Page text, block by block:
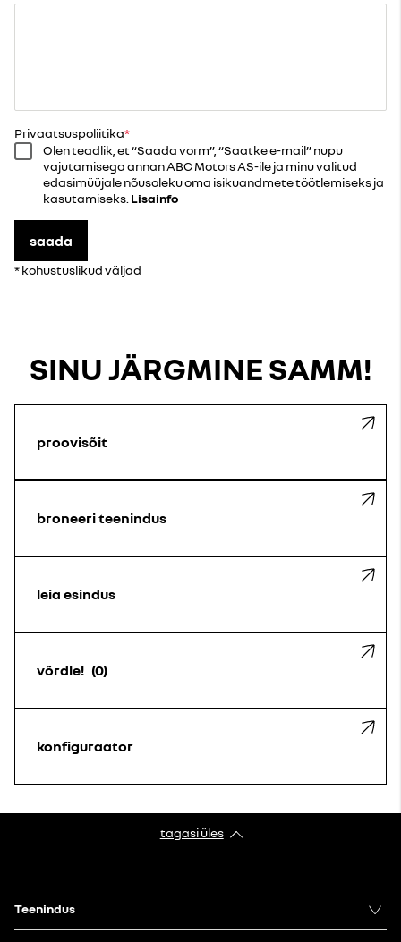
Privaatsuspoliitika
Olen teadlik, et “Saada vorm”, “Saatke e-mail” nupu
vajutamisega annan ABC Motors AS-ile ja minu valitud
edasimüüjale nõusoleku oma isikuandmete töötlemiseks ja
kasutamiseks. Lisainfo
saada
* kohustuslikud väljad
SINU JÄRGMINE SAMM!
proovisõit
broneeri teenindus
leia esindus
võrdle! 0
konfiguraator
tagasi üles
Teenindus